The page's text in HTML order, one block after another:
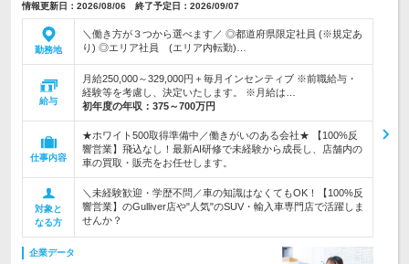
情報更新日：2026/08/06 終了予定日：2026/09/07
勤務地
＼働き方が３つから選べます／ ◎都道府県限定社員 (※規定あ
り) ◎エリア社員 (エリア内転勤)…
給与
月給250,000～329,000円＋毎月インセンティブ ※前職給与・
経験等を考慮し、決定いたします。 ※月給は…
初年度の年収： 375～700万円
仕事内容
★ホワイト500取得準備中／働きがいのある会社★ 【100%反
響営業】飛込なし！最新AI研修で未経験から成長し、店舗内の
車の買取・販売をお任せします。
対象と
なる方
＼未経験歓迎・学歴不問／車の知識はなくてもOK！【100%反
響営業】のGulliver店や"人気"のSUV・輸入車専門店で活躍しま
せんか？
企業データ